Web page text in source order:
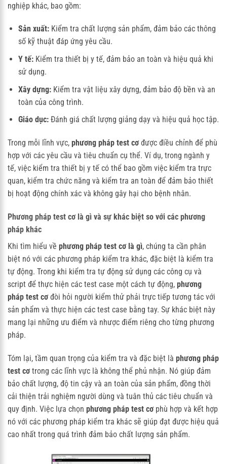
nghiệp khác, bao gồm:
Sản xuất:Kiểm tra chất lượng sản phẩm, đảm bảo các thông
số kỹ thuật đáp ứng yêu cầu.
Y tế:Kiểm tra thiết bị y tế, đảm bảo an toàn và hiệu quả khi
sử dụng.
Xây dựng:Kiểm tra vật liệu xây dựng, đảm bảo độ bền và an
toàn của công trình.
Giáo dục:Đánh giá chất lượng giảng dạy và hiệu quả học tập.
Trong mỗi lĩnh vực, phương pháp test cơ được điều chỉnh để phù
hợp với các yêu cầu và tiêu chuẩn cụ thể. Ví dụ, trong ngành y
tế, việc kiểm tra thiết bị y tế có thể bao gồm việc kiểm tra trực
quan, kiểm tra chức năng và kiểm tra an toàn để đảm bảo thiết
bị hoạt động chính xác và không gây hại cho bệnh nhân.
Phương pháp test cơ là gì và sự khác biệt so với các phương
pháp khác
Khi tìm hiểu về phương pháp test cơ là gì, chúng ta cần phân
biệt nó với các phương pháp kiểm tra khác, đặc biệt là kiểm tra
tự động. Trong khi kiểm tra tự động sử dụng các công cụ và
script để thực hiện các test case một cách tự động, phương
pháp test cơ đòi hỏi người kiểm thử phải trực tiếp tương tác với
sản phẩm và thực hiện các test case bằng tay. Sự khác biệt này
mang lại những ưu điểm và nhược điểm riêng cho từng phương
pháp.
Tóm lại, tầm quan trọng của kiểm tra và đặc biệt là phương pháp
test cơ trong các lĩnh vực là không thể phủ nhận. Nó giúp đảm
bảo chất lượng, độ tin cậy và an toàn của sản phẩm, đồng thời
cải thiện trải nghiệm người dùng và tuân thủ các tiêu chuẩn và
quy định. Việc lựa chọn phương pháp test cơ phù hợp và kết hợp
nó với các phương pháp kiểm tra khác sẽ giúp đạt được hiệu quả
cao nhất trong quá trình đảm bảo chất lượng sản phẩm.